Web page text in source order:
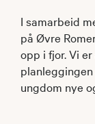
I samarbeid
på Øvre
opp i fjor. Vi
ungdom nye